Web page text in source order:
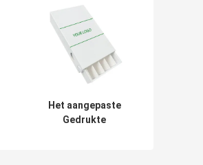
Het aangepaste
Gedrukte